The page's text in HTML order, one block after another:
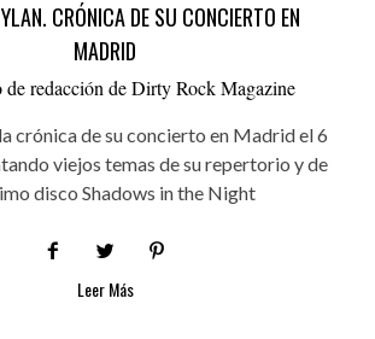
CRÓNICA DE SU CONCIERTO EN
MADRID
de redacción de Dirty Rock Magazine
crónica de su concierto en Madrid el 6
viejos temas de su repertorio y de
disco Shadows in the Night
Leer Más